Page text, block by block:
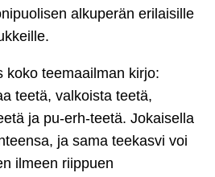
alkuperän erilaisille
koko teemaailman kirjo:
teetä, valkoista teetä,
ja pu-erh-teetä. Jokaisella
ja sama teekasvi voi
ilmeen riippuen